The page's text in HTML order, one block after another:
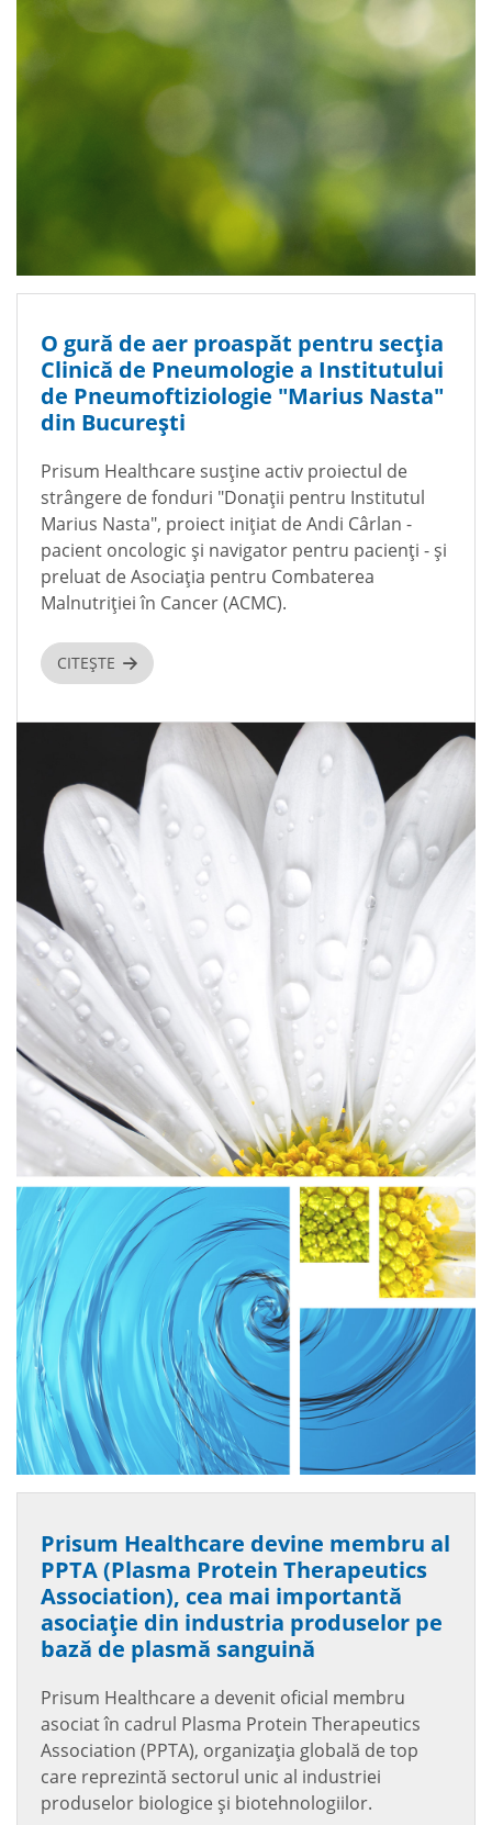
O gură de aer proaspăt pentru secția
Clinică de Pneumologie a Institutului
de Pneumoftiziologie "Marius Nasta"
din București
Prisum Healthcare susține activ proiectul de
strângere de fonduri "Donații pentru Institutul
Marius Nasta", proiect inițiat de Andi Cârlan -
pacient oncologic și navigator pentru pacienți - și
preluat de Asociația pentru Combaterea
Malnutriției în Cancer (ACMC).
CITEȘTE
Prisum Healthcare devine membru al
PPTA (Plasma Protein Therapeutics
Association), cea mai importantă
asociație din industria produselor pe
bază de plasmă sanguină
Prisum Healthcare a devenit oficial membru
asociat în cadrul Plasma Protein Therapeutics
Association (PPTA), organizația globală de top
care reprezintă sectorul unic al industriei
produselor biologice și biotehnologiilor.